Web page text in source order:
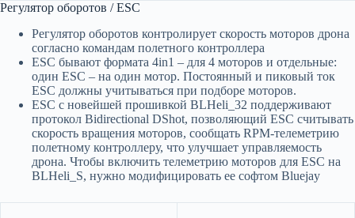
Регулятор оборотов / ESC
Регулятор оборотов контролирует скорость моторов дрона
согласно командам полетного контроллера
ESC бывают формата 4in1 – для 4 моторов и отдельные:
один ESC – на один мотор. Постоянный и пиковый ток
ESC должны учитываться при подборе моторов.
ESC с новейшей прошивкой BLHeli_32 поддерживают
протокол Bidirectional DShot, позволяющий ESC считывать
скорость вращения моторов, сообщать RPM-телеметрию
полетному контроллеру, что улучшает управляемость
дрона. Чтобы включить телеметрию моторов для ESC на
BLHeli_S, нужно модифицировать ее софтом Bluejay